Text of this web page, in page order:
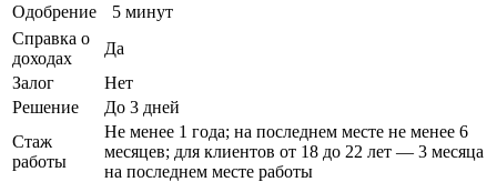
Одобрение
5 минут
Справка о
доходах
Да
Залог
Нет
Решение
До 3 дней
Стаж
работы
Не менее 1 года; на последнем месте не менее 6
месяцев; для клиентов от 18 до 22 лет — 3 месяца
на последнем месте работы